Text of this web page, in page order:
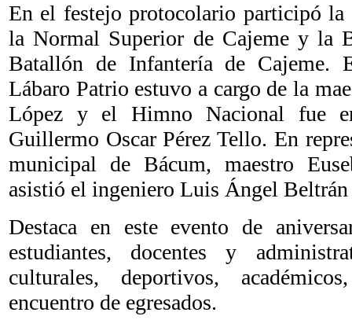
En el festejo protocolario participó la
la Normal Superior de Cajeme y la
Batallón de Infantería de Cajeme.
Lábaro Patrio estuvo a cargo de la
López y el Himno Nacional fue
Guillermo Oscar Pérez Tello. En
municipal de Bácum, maestro
asistió el ingeniero Luis Ángel Beltrán
Destaca en este evento de
estudiantes, docentes y
culturales, deportivos,
encuentro de egresados.